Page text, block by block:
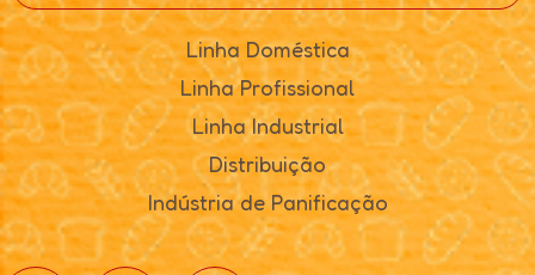
Linha Doméstica
Linha Profissional
Linha Industrial
Distribuição
Indústria de Panificação